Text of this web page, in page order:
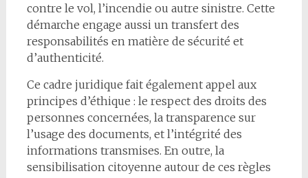
contre le vol, l’incendie ou autre sinistre. Cette
démarche engage aussi un transfert des
responsabilités en matière de sécurité et
d’authenticité.
Ce cadre juridique fait également appel aux
principes d’éthique : le respect des droits des
personnes concernées, la transparence sur
l’usage des documents, et l’intégrité des
informations transmises. En outre, la
sensibilisation citoyenne autour de ces règles